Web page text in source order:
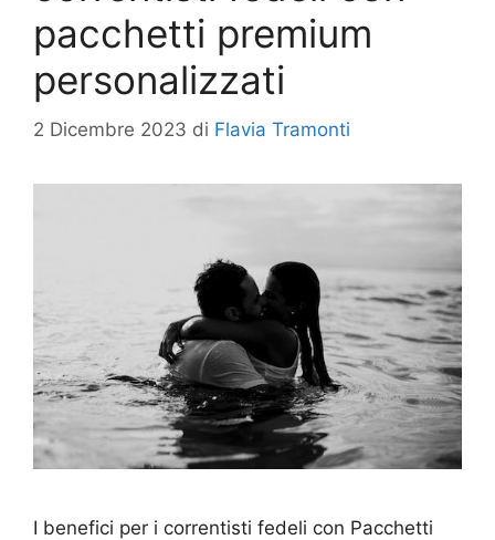
pacchetti premium
personalizzati
2 Dicembre 2023 di Flavia Tramonti
I benefici per i correntisti fedeli con Pacchetti